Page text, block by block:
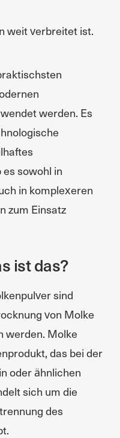
weit verbreitet ist.
werden. Es
sowohl in
in komplexeren
zum Einsatz
ist das?
sind
von Molke
werden. Molke
das bei der
oder ähnlichen
sich um die
des